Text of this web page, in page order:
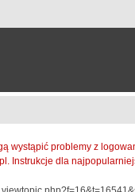
wystąpić problemy z
Instrukcje dla